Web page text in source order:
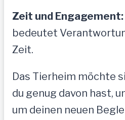
Zeit und Engagement:
bedeutet
Zeit.
Das Tierheim möchte
du genug davon hast,
um deinen neuen